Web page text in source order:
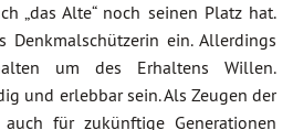
„das Alte“ noch seinen Platz hat.
Denkmalschützerin ein. Allerdings
um des Erhaltens Willen.
und erlebbar sein. Als Zeugen der
für zukünftige Generationen